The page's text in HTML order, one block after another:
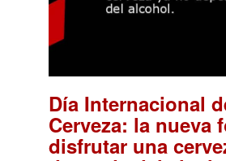
Día Internacional
Cerveza: la nueva
disfrutar una